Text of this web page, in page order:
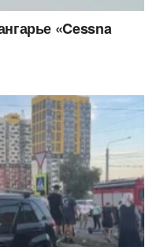
«Cessna